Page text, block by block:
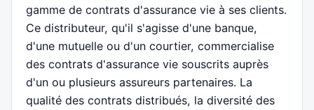
gamme de contrats d'assurance vie à ses clients.
Ce distributeur, qu'il s'agisse d'une banque,
d'une mutuelle ou d'un courtier, commercialise
des contrats d'assurance vie souscrits auprès
d'un ou plusieurs assureurs partenaires. La
qualité des contrats distribués, la diversité des